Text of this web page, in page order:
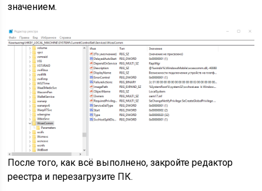
значением.
После того, как всё выполнено, закройте редактор
реестра и перезагрузите ПК.